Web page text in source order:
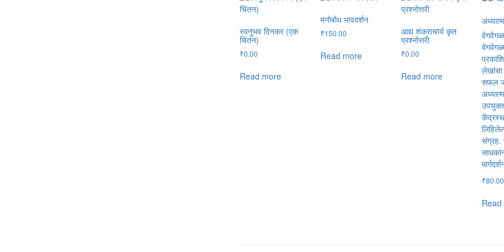
स्वनुभव दिनकर (एक
चिंतन)
₹0.00
Read more
मनोबोध भावदर्शन
₹150.00
Read more
आद्य शंकराचार्य कृत
प्रश्नोत्तरी
₹0.00
Read more
सफल
उपयुक्त
संग्रह.
₹80.00